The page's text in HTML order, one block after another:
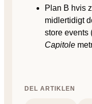
Plan B hvis
midlertidigt
store events
Capitole
DEL ARTIKLEN